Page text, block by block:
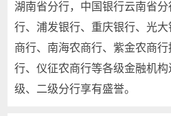
湖南省分行，中国银行云南省
行、浦发银行、重庆银行、光
商行、南海农商行、紫金农商
行、仪征农商行等各级金融机
级、二级分行享有盛誉。